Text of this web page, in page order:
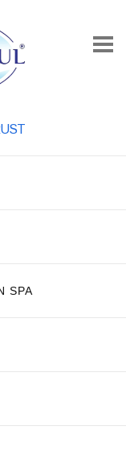
SPA